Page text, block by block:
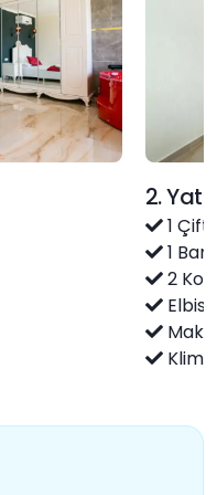
2.
1 Çift
1
2
Klima